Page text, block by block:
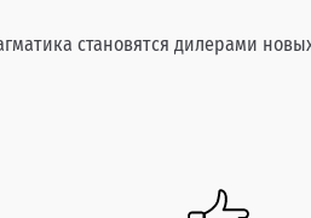
становятся дилерами